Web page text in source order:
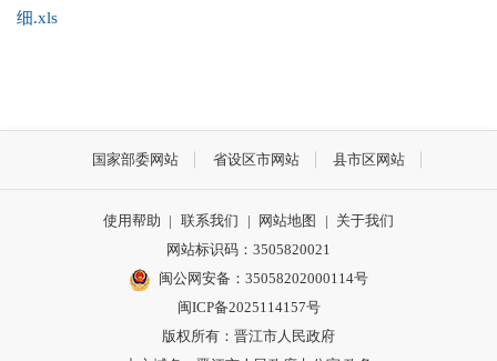
细.xls
国家部委网站 省设区市网站 县市区网站
使用帮助 | 联系我们 | 网站地图 | 关于我们
网站标识码：3505820021
闽公网安备：35058202000114号
闽ICP备2025114157号
版权所有：晋江市人民政府